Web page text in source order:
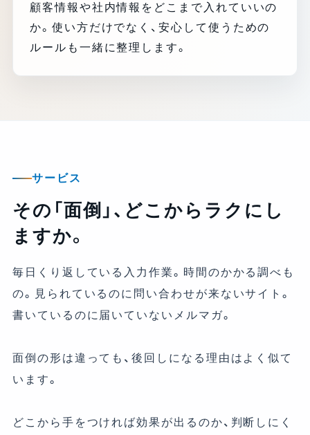
顧客情報や社内情報をどこまで入れていいの
か。使い方だけでなく、安心して使うための
ルールも一緒に整理します。
サービス
その「面倒」、どこからラクにし
ますか。
毎日くり返している入力作業。時間のかかる調べも
の。見られているのに問い合わせが来ないサイト。
書いているのに届いていないメルマガ。
面倒の形は違っても、後回しになる理由はよく似て
います。
どこから手をつければ効果が出るのか、判断しにく